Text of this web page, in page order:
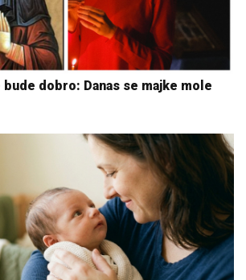
dobro: Danas se majke mole